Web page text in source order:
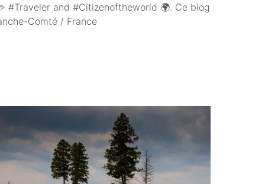
#Traveler and #Citizenoftheworld 🌍. Ce blog
Comté / France